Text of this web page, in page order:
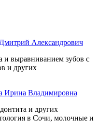
Александрович
и выравниванием зубов с
и других
Ирина Владимировна
и других
в Сочи, молочные и